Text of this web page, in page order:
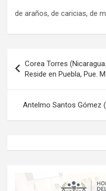
de araños, de caricias, de
de
entradas
Corea Torres
Reside en Puebla, Pue.
Antelmo Santos Gómez